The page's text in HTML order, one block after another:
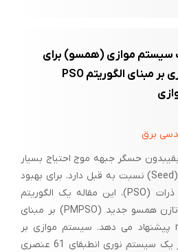
سیستم موازی (همسو) برای
تکنولوژی نوری بر مبنای الگوریتم PSO
برق
حسگر جبهه موج احتیاج بسیار
زیادی برای پردازش هسته (Seed) نسبت به قبل دارد. برای بهبود
راندمان بهینه سازی انبوه ذرات (PSO)، این مقاله یک الگوریتم
بهینه سازی انبوه ذرات موتازن همسو جدید (PMPSO) بر مبنای
یک مدل master – slave پیشنهاد می دهد. سیستم موازی بر
مبنای الگوریتم PMPSO در یک سیستم نوری انطبقای 61 عنصری